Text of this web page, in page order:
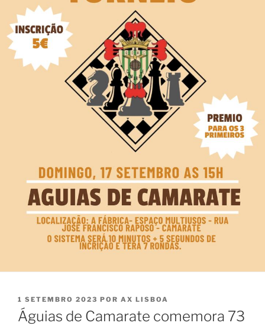
PUBLICADO
EM
1 SETEMBRO 2023 POR AX LISBOA
Águias de Camarate comemora 73